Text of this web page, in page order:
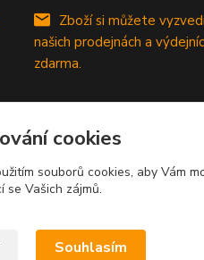
Zboží si můžete
našich prodejnách a
zdarma.
cookies
souborů cookies, aby Vám
se Vašich zájmů.
Souhlasím